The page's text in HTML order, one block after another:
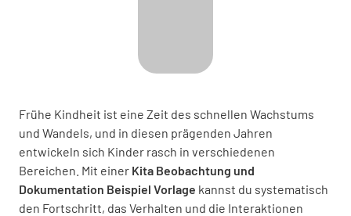
Frühe Kindheit ist eine Zeit des schnellen Wachstums
und Wandels, und in diesen prägenden Jahren
entwickeln sich Kinder rasch in verschiedenen
Bereichen. Mit einer Kita Beobachtung und
Dokumentation Beispiel Vorlage kannst du systematisch
den Fortschritt, das Verhalten und die Interaktionen